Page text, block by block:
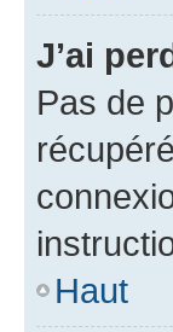
J’ai
Pas de
Haut